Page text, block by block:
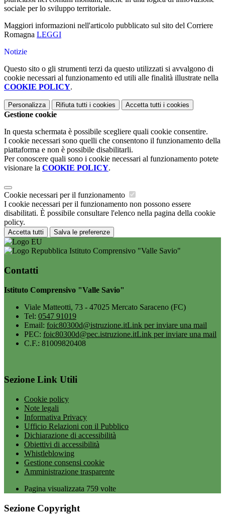
sociale per lo sviluppo territoriale.
Maggiori informazioni nell'articolo pubblicato sul sito del Corriere
Romagna LEGGI
Notizie
Questo sito o gli strumenti terzi da questo utilizzati si avvalgono di
cookie necessari al funzionamento ed utili alle finalità illustrate nella
COOKIE POLICY.
Personalizza Rifiuta tutti i cookies Accetta tutti i cookies
Gestione cookie
In questa schermata è possibile scegliere quali cookie consentire.
I cookie necessari sono quelli che consentono il funzionamento della
piattaforma e non è possibile disabilitarli.
Per conoscere quali sono i cookie necessari al funzionamento potete
visionare la COOKIE POLICY.
Cookie necessari per il funzionamento
I cookie necessari per il funzionamento non possono essere
disabilitati. È possibile consultare l'elenco nella pagina della cookie
policy.
Accetta tutti Salva le preferenze
Istituto Comprensivo "Valle Savio"
Contatti
Istituto Comprensivo "Valle Savio"
Viale Matteotti, 73 - 47025 Mercato Saraceno (FC)
Tel: 0547 91019
Email: foic80300d@istruzione.itLink per inviare una mail
PEC: foic80300d@pec.istruzione.itLink per inviare una mail
C.F.: 81009820408
Sezione Link Utili
Cookie policy
Note legali
Informativa Privacy
Ufficio Relazioni con il Pubblico
Dichiarazione di accessibilità
Obiettivi di accessibilità
Whistleblowing
Gestione consensi cookie
Amministrazione trasparente
Pagina visualizzata 759 volte
Sezione Copyright